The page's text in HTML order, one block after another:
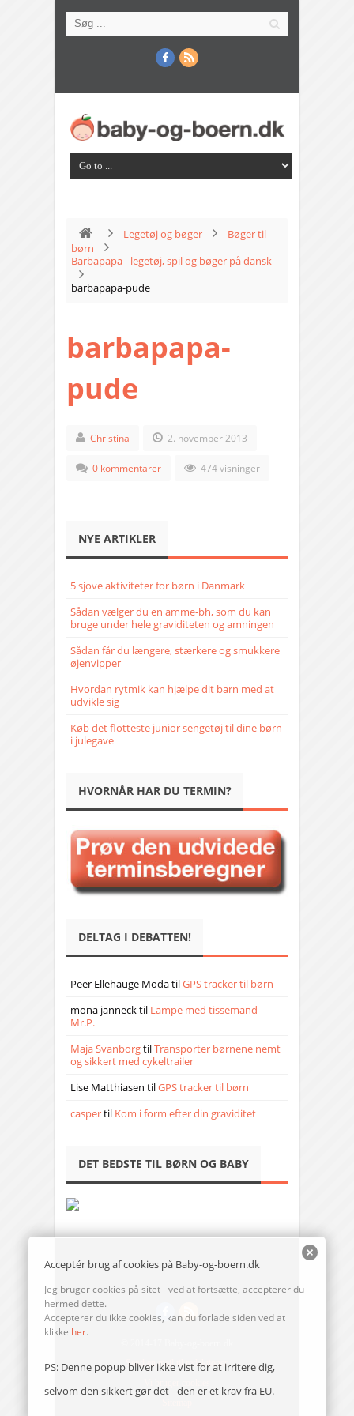
Legetøj og bøger
Bøger til
børn
Barbapapa - legetøj, spil og bøger på dansk
barbapapa-pude
barbapapa-
pude
Christina 2. november 2013
0 kommentarer 474 visninger
NYE ARTIKLER
5 sjove aktiviteter for børn i Danmark
Sådan vælger du en amme-bh, som du kan
bruge under hele graviditeten og amningen
Sådan får du længere, stærkere og smukkere
øjenvipper
Hvordan rytmik kan hjælpe dit barn med at
udvikle sig
Køb det flotteste junior sengetøj til dine børn
i julegave
HVORNÅR HAR DU TERMIN?
DELTAG I DEBATTEN!
Peer Ellehauge ModatilGPS tracker til børn
mona jannecktil Lampe med tissemand –
Mr.P.
Maja SvanborgtilTransporter børnene nemt
og sikkert med cykeltrailer
Lise Matthiasen tilGPS tracker til børn
caspertil Kom i form efter din graviditet
DET BEDSTE TIL BØRN OG BABY
Send en mail til redaktionen
Acceptér brug af cookies på Baby-og-boern.dk
Jeg bruger cookies på sitet - ved at fortsætte, accepterer du
hermed dette.
Accepterer du ikke cookies, kan du forlade siden ved at
klikke her.
PS: Denne popup bliver ikke vist for at irritere dig,
selvom den sikkert gør det - den er et krav fra EU.